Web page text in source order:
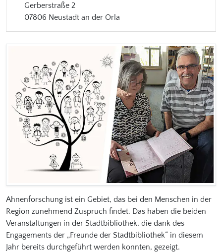
Gerberstraße 2
07806 Neustadt an der Orla
Ahnenforschung ist ein Gebiet, das bei den Menschen in der
Region zunehmend Zuspruch findet. Das haben die beiden
Veranstaltungen in der Stadtbibliothek, die dank des
Engagements der „Freunde der Stadtbibliothek“ in diesem
Jahr bereits durchgeführt werden konnten, gezeigt.